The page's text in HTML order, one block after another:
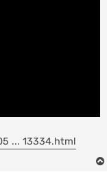
... 13334.html